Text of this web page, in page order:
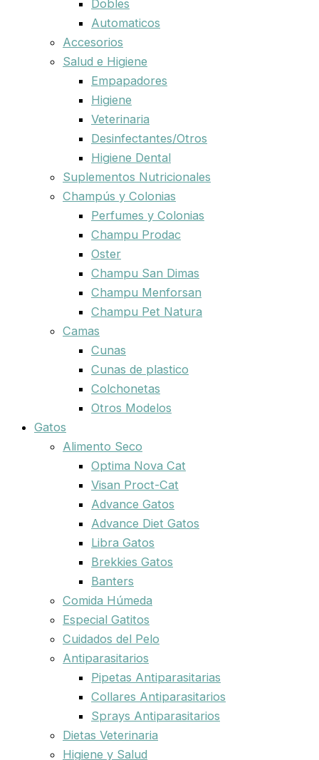
Dobles
Automaticos
Accesorios
Salud e Higiene
Empapadores
Higiene
Veterinaria
Desinfectantes/Otros
Higiene Dental
Suplementos Nutricionales
Champús y Colonias
Perfumes y Colonias
Champu Prodac
Oster
Champu San Dimas
Champu Menforsan
Champu Pet Natura
Camas
Cunas
Cunas de plastico
Colchonetas
Otros Modelos
Gatos
Alimento Seco
Optima Nova Cat
Visan Proct-Cat
Advance Gatos
Advance Diet Gatos
Libra Gatos
Brekkies Gatos
Banters
Comida Húmeda
Especial Gatitos
Cuidados del Pelo
Antiparasitarios
Pipetas Antiparasitarias
Collares Antiparasitarios
Sprays Antiparasitarios
Dietas Veterinaria
Higiene y Salud